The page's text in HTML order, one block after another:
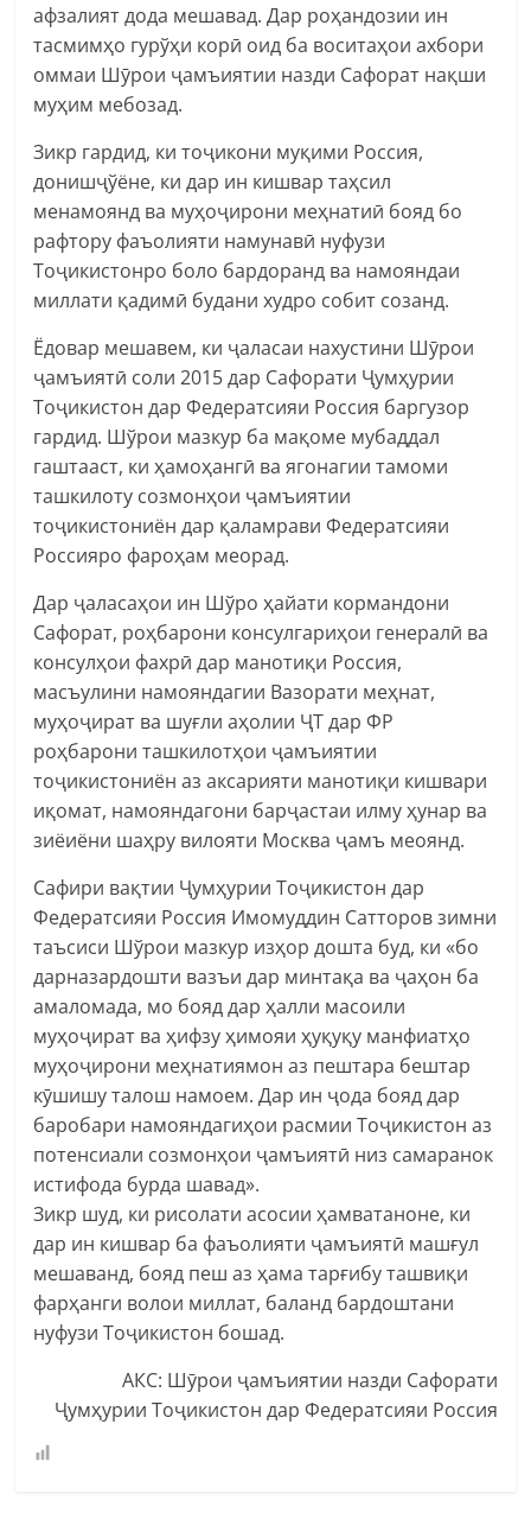
афзалият дода мешавад. Дар роҳандозии ин
тасмимҳо гурўҳи корӣ оид ба воситаҳои ахбори
оммаи Шӯрои ҷамъиятии назди Сафорат нақши
муҳим мебозад.
Зикр гардид, ки тоҷикони муқими Россия,
донишҷўёне, ки дар ин кишвар таҳсил
менамоянд ва муҳоҷирони меҳнатиӣ бояд бо
рафтору фаъолияти намунавӣ нуфузи
Тоҷикистонро боло бардоранд ва намояндаи
миллати қадимӣ будани худро собит созанд.
Ёдовар мешавем, ки ҷаласаи нахустини Шӯрои
ҷамъиятӣ соли 2015 дар Сафорати Ҷумҳурии
Тоҷикистон дар Федератсияи Россия баргузор
гардид. Шўрои мазкур ба мақоме мубаддал
гаштааст, ки ҳамоҳангӣ ва ягонагии тамоми
ташкилоту созмонҳои ҷамъиятии
тоҷикистониён дар қаламрави Федератсияи
Россияро фароҳам меорад.
Дар ҷаласаҳои ин Шўро ҳайати кормандони
Сафорат, роҳбарони консулгариҳои генералӣ ва
консулҳои фахрӣ дар манотиқи Россия,
масъулини намояндагии Вазорати меҳнат,
муҳоҷират ва шуғли аҳолии ҶТ дар ФР
роҳбарони ташкилотҳои ҷамъиятии
тоҷикистониён аз аксарияти манотиқи кишвари
иқомат, намояндагони барҷастаи илму ҳунар ва
зиёиёни шаҳру вилояти Москва ҷамъ меоянд.
Сафири вақтии Ҷумҳурии Тоҷикистон дар
Федератсияи Россия Имомуддин Сатторов зимни
таъсиси Шўрои мазкур изҳор дошта буд, ки «бо
дарназардошти вазъи дар минтақа ва ҷаҳон ба
амаломада, мо бояд дар ҳалли масоили
муҳоҷират ва ҳифзу ҳимояи ҳуқуқу манфиатҳо
муҳоҷирони меҳнатиямон аз пештара бештар
кӯшишу талош намоем. Дар ин ҷода бояд дар
баробари намояндагиҳои расмии Тоҷикистон аз
потенсиали созмонҳои ҷамъиятӣ низ самаранок
истифода бурда шавад».
Зикр шуд, ки рисолати асосии ҳамватаноне, ки
дар ин кишвар ба фаъолияти ҷамъиятӣ машғул
мешаванд, бояд пеш аз ҳама тарғибу ташвиқи
фарҳанги волои миллат, баланд бардоштани
нуфузи Тоҷикистон бошад.
АКС: Шӯрои ҷамъиятии назди Сафорати
Ҷумҳурии Тоҷикистон дар Федератсияи Россия